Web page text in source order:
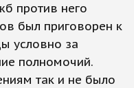
против него
был приговорен к
условно за
полномочий.
так и не было